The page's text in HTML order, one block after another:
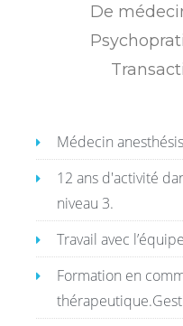
De
Médecin
12 ans d'activité
niveau 3.
Travail avec
Formation en